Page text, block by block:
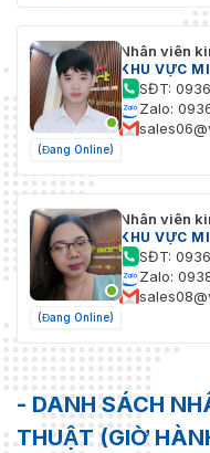
(Đang Online)
Nhân viên
KHU VỰC
SĐT:
Zalo:
(Đang Online)
Nhân viên
KHU VỰC
SĐT:
Zalo:
- DANH SÁCH
THUẬT (GIỜ